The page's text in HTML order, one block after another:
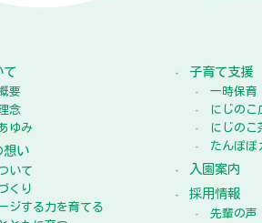
て
要
念
ゆみ
想い
いて
くり
ジする力を育てる
子育て支援
一時保育
にじのこ
にじのこ
たんぽぽ
入園案内
採用情報
先輩の声